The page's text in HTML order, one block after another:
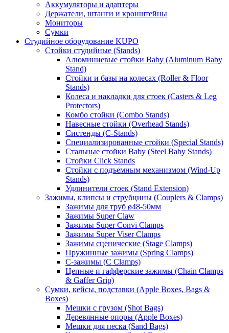
Аккумуляторы и адаптеры
Держатели, штанги и кронштейны
Мониторы
Сумки
Студийное оборудование KUPO
Стойки студийные (Stands)
Алюминиевые стойки Baby (Aluminum Baby
Stand)
Стойки и базы на колесах (Roller & Floor
Stands)
Колеса и накладки для стоек (Casters & Leg
Protectors)
Комбо стойки (Combo Stands)
Навесные стойки (Overhead Stands)
Систенды (C-Stands)
Специализированные стойки (Special Stands)
Стальные стойки Baby (Steel Baby Stands)
Стойки Click Stands
Стойки с подъемным механизмом (Wind-Up
Stands)
Удлинители стоек (Stand Extension)
Зажимы, клипсы и струбцины (Couplers & Clamps)
Зажимы для труб ø48-50мм
Зажимы Super Claw
Зажимы Super Convi Clamps
Зажимы Super Viser Clamps
Зажимы сценические (Stage Clamps)
Пружинные зажимы (Spring Clamps)
С-зажимы (C Clamps)
Цепные и гафферские зажимы (Chain Clamps
& Gaffer Grip)
Сумки, кейсы, подставки (Apple Boxes, Bags &
Boxes)
Мешки с грузом (Shot Bags)
Деревянные опоры (Apple Boxes)
Мешки для песка (Sand Bags)